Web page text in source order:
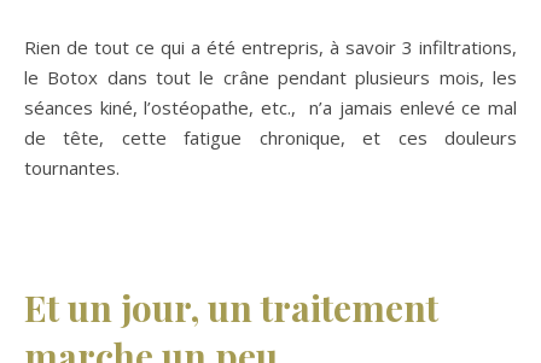
Rien de tout ce qui a été entrepris, à savoir 3 infiltrations,
le Botox dans tout le crâne pendant plusieurs mois, les
séances kiné, l’ostéopathe, etc., n’a jamais enlevé ce mal
de tête, cette fatigue chronique, et ces douleurs
tournantes.
Et un jour, un traitement